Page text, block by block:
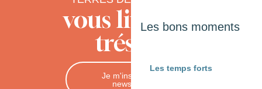
Les bons moments
Les temps forts
vous livre ses
trésors
Je m'inscris à la
newsletter